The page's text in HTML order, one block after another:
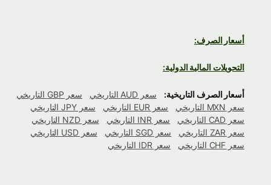
أسعار الصرف:
التحويلات المالية الدولية:
أسعار الصرف التاريخية: سعر AUD التاريخي
سعر GBP التاريخي
سعر MXN التاريخي
سعر EUR التاريخي
سعر JPY التاريخي
سعر CAD التاريخي
سعر INR التاريخي
سعر NZD التاريخي
سعر ZAR التاريخي
سعر SGD التاريخي
سعر USD التاريخي
سعر CHF التاريخي
سعر IDR التاريخي